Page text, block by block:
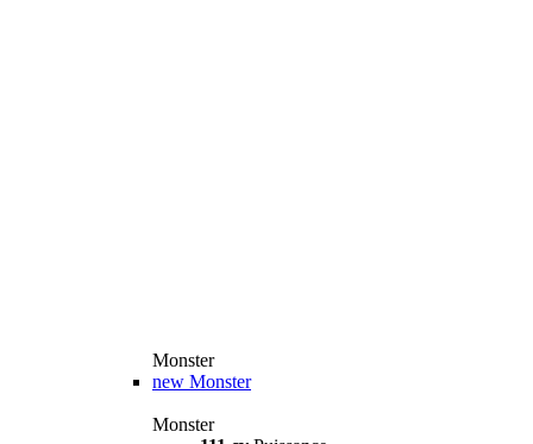
Monster
new Monster
Monster